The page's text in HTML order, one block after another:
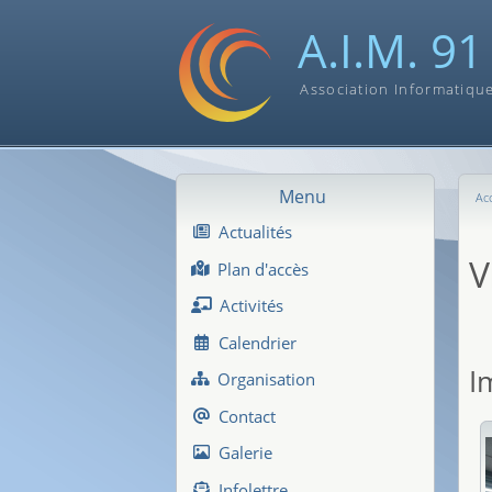
A.I.M. 91
Association
Menu
Actualités
Plan d'accès
Activités
Calendrier
Organisation
Contact
Galerie